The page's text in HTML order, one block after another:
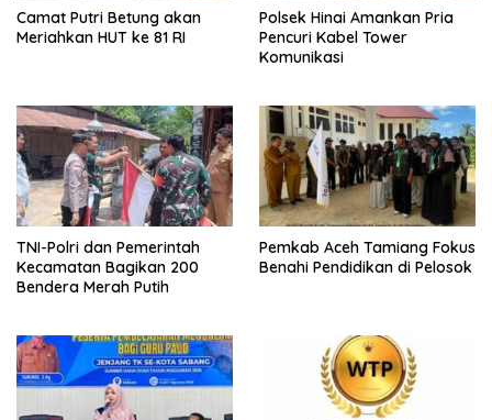
Camat Putri Betung akan
Meriahkan HUT ke 81 RI
Polsek Hinai Amankan Pria
Pencuri Kabel Tower
Komunikasi
TNI-Polri dan Pemerintah
Kecamatan Bagikan 200
Bendera Merah Putih
Pemkab Aceh Tamiang Fokus
Benahi Pendidikan di Pelosok